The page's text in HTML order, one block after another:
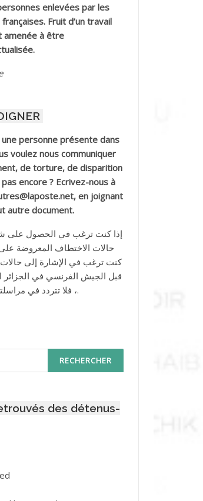
enlevées par les
Fruit d’un travail
amenée à être
une personne présente dans
voulez nous communiquer
de torture, de disparition
encore ? Ecrivez-nous à
en joignant
autre document.
إذا كنت ترغب في الحصول على
حالات الاختطاف المعروضة على
كنت ترغب في الإشارة إلى
، فلا تتردد في مراسلتنا. شكرا لك مسبقا.
des détenus-